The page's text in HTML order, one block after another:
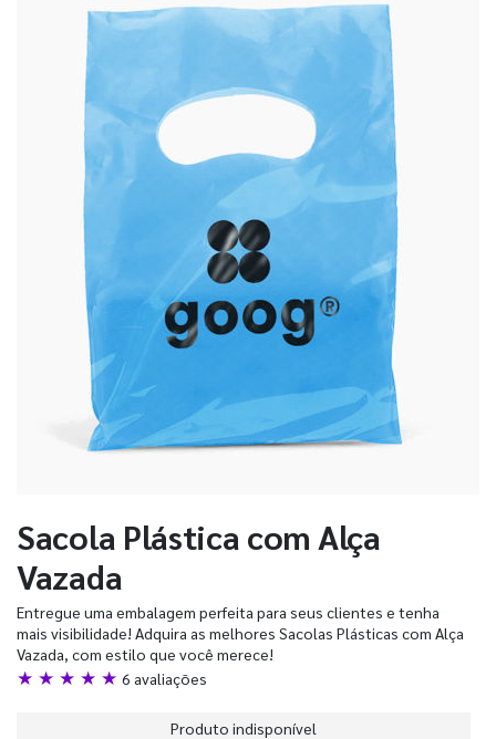
Sacola Plástica com Alça
Vazada
Entregue uma embalagem perfeita para seus clientes e tenha
mais visibilidade! Adquira as melhores Sacolas Plásticas com Alça
Vazada, com estilo que você merece!
★ ★ ★ ★ ★ 6 avaliações
Produto indisponível